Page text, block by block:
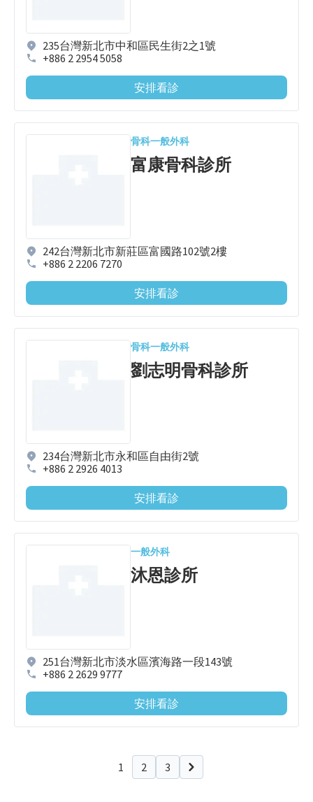
235台灣新北市中和區民生街2之1號
+886 2 2954 5058
安排看診
骨科一般外科
富康骨科診所
242台灣新北市新莊區富國路102號2樓
+886 2 2206 7270
安排看診
骨科一般外科
劉志明骨科診所
234台灣新北市永和區自由街2號
+886 2 2926 4013
安排看診
一般外科
沐恩診所
251台灣新北市淡水區濱海路一段143號
+886 2 2629 9777
安排看診
1 2 3 下一頁